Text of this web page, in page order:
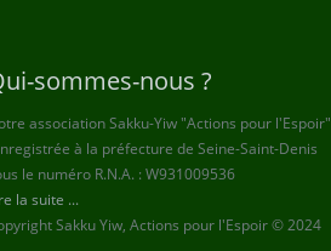
sommes-nous ?
association Sakku-Yiw "Actions pour l'Espoir"
à la préfecture de Seine-Saint-Denis
le numéro R.N.A. : W931009536
la suite ...
Sakku Yiw, Actions pour l'Espoir © 2024